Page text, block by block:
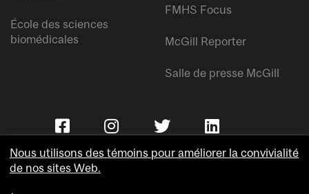
École des sciences
biomédicales
FMHS Focus
McGill Reporter
Salle de presse McGill
Nous utilisons des témoins pour améliorer la convivialité
de nos sites Web.